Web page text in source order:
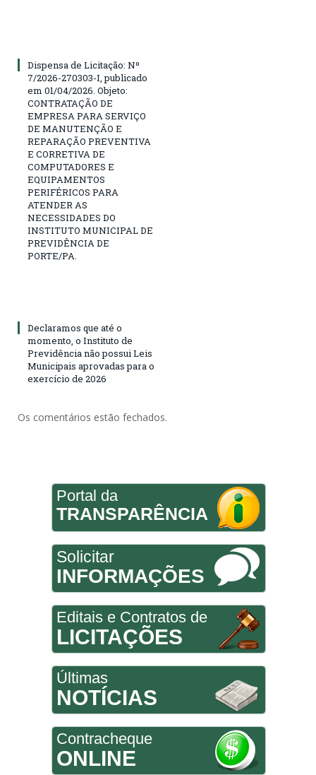
Dispensa de Licitação: Nº
7/2026-270303-I, publicado
em 01/04/2026. Objeto:
CONTRATAÇÃO DE
EMPRESA PARA SERVIÇO
DE MANUTENÇÃO E
REPARAÇÃO PREVENTIVA
E CORRETIVA DE
COMPUTADORES E
EQUIPAMENTOS
PERIFÉRICOS PARA
ATENDER AS
NECESSIDADES DO
INSTITUTO MUNICIPAL DE
PREVIDÊNCIA DE
PORTE/PA.
Declaramos que até o
momento, o Instituto de
Previdência não possui Leis
Municipais aprovadas para o
exercício de 2026
Os comentários estão fechados.
Portal da
TRANSPARÊNCIA
Solicitar
INFORMAÇÕES
Editais e Contratos de
LICITAÇÕES
Últimas
NOTÍCIAS
Contracheque
ONLINE